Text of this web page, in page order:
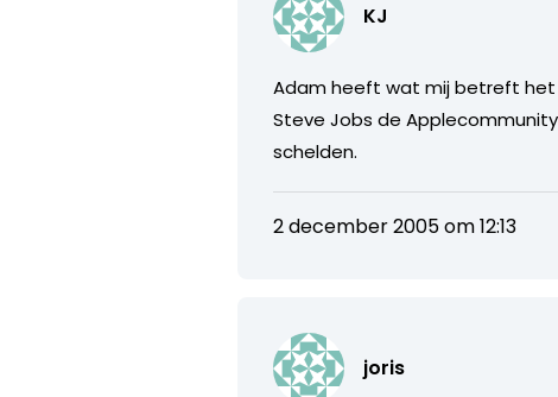
KJ
Adam heeft wat mij betreft het
Steve Jobs de
schelden.
2 december 2005 om 12:13
joris